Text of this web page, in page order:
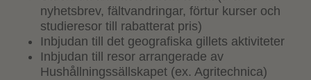
nyhetsbrev, fältvandringar, förtur kurser och
studieresor till rabatterat pris)
Inbjudan till det geografiska gillets aktiviteter
Inbjudan till resor arrangerade av
Hushållningssällskapet (ex. Agritechnica)